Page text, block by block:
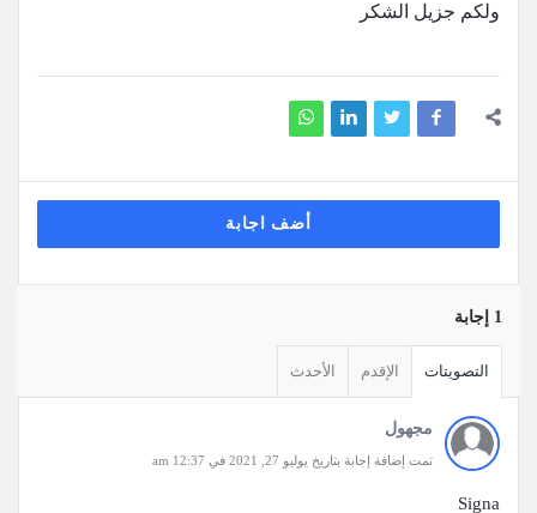
ولكم جزيل الشكر
أضف اجابة
‫1 إجابة
التصويتات الإقدم الأحدث
مجهول
تمت إضافة إجابة بتاريخ يوليو 27, 2021 في 12:37 am
Signa